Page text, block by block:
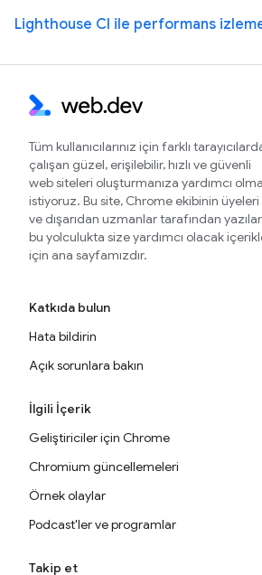
Lighthouse CI ile performans
Tüm kullanıcılarınız için farklı
çalışan güzel, erişilebilir, hızlı ve güvenli
web siteleri oluşturmanıza yardımcı
istiyoruz. Bu site, Chrome ekibinin üyeleri
ve dışarıdan uzmanlar tarafından
bu yolculukta size yardımcı olacak
için ana sayfamızdır.
Katkıda bulun
Hata bildirin
Açık sorunlara bakın
İlgili İçerik
Geliştiriciler için Chrome
Chromium güncellemeleri
Örnek olaylar
Podcast'ler ve programlar
Takip et